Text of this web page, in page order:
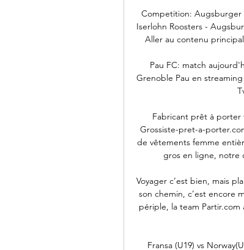
Competition: Augsburger
Iserlohn Roosters -
Aller au contenu
Pau FC: match
Grenoble Pau en
Fabricant prêt à porter
Grossiste-pret-a-
de vêtements femme
gros en ligne, notre
Voyager c’est bien, mais
son chemin, c’est encore
périple, la team
Fransa (U19) vs